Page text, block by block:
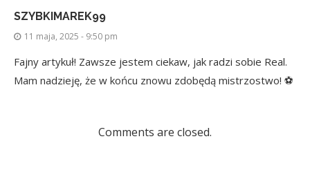
SZYBKIMAREK99
11 maja, 2025 - 9:50 pm
Fajny artykuł! Zawsze jestem ciekaw, jak radzi sobie Real.
Mam nadzieję, że w końcu znowu zdobędą mistrzostwo! ⚽️
Comments are closed.